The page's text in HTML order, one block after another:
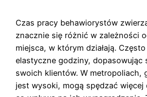
Czas pracy behawiorystów
znacznie się różnić w zależności
miejsca, w którym działają. Często
elastyczne godziny, dopasowując
swoich klientów. W metropoliach,
jest wysoki, mogą spędzać więcej